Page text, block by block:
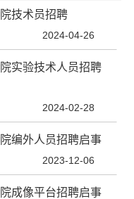
技术员招聘
2024-04-26
实验技术人员招聘
2024-02-28
编外人员招聘启事
2023-12-06
成像平台招聘启事